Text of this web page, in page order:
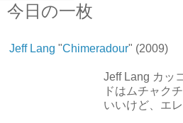
今日の一枚
Jeff Lang "Chimeradour" (2009)
Jeff Lang カッ
ドはムチャク
いいけど、エレ